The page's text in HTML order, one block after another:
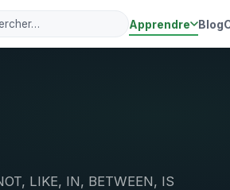
Apprendre Blog
LIKE, IN, BETWEEN, IS